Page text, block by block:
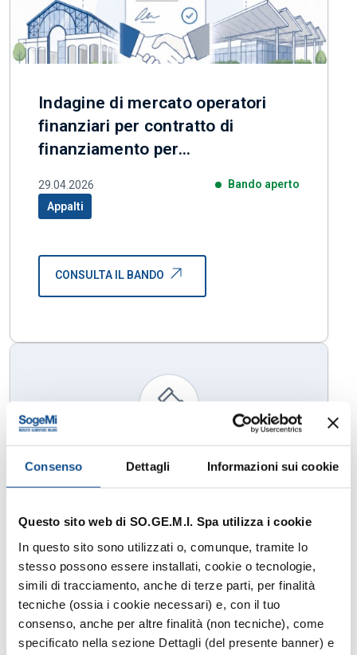
Consenso Dettagli Informazioni sui cookie
Questo sito web di SO.GE.M.I. Spa utilizza i cookie
In questo sito sono utilizzati o, comunque, tramite lo
stesso possono essere installati, cookie o tecnologie,
simili di tracciamento, anche di terze parti, per finalità
tecniche (ossia i cookie necessari) e, con il tuo
consenso, anche per altre finalità (non tecniche), come
specificato nella sezione Dettagli (del presente banner) e
Indagine di mercato operatori
finanziari per contratto di
finanziamento per
Milano
29.04.2026 Bando aperto
Categoria correlata:
Appalti
CONSULTA IL BANDO
PROMOZIONE PER
L’ASSEGNAZIONE DI CARTELLI
PUBBLICITARI
20.09.2024 Bando aperto
Categoria correlata:
Appalti